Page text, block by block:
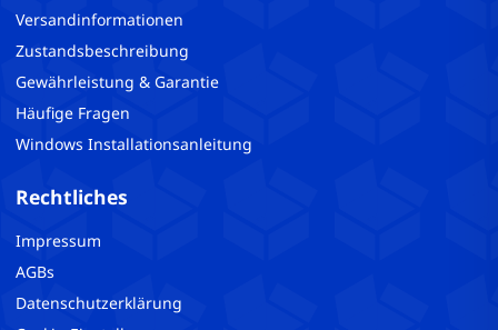
Versandinformationen
Zustandsbeschreibung
Gewährleistung & Garantie
Häufige Fragen
Windows Installationsanleitung
Rechtliches
Impressum
AGBs
Datenschutzerklärung